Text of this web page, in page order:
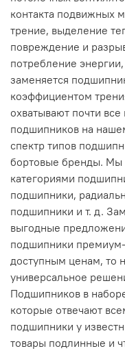
контакта подвижных
трение, выделение
повреждение и
потребление
заменяется
коэффициентом
охватывают почти
подшипников на
спектр типов
бортовые бренды. Мы
категориями
подшипники,
подшипники и т. д.
выгодные
подшипники
доступным ценам, то
универсальное
Подшипников в
которые отвечают
подшипники у
товары подлинные и